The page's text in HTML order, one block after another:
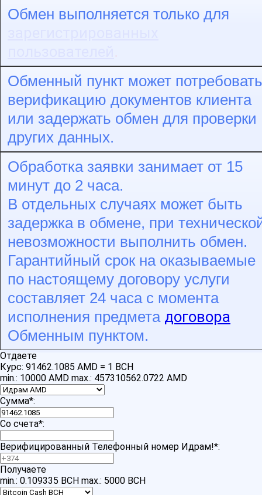
Обмен выполняется только для
Обменный пункт может потребовать
верификацию документов клиента
или задержать обмен для проверки
других данных.
Обработка заявки занимает от 15
минут до 2 часа.
В отдельных случаях может быть
задержка в обмене, при
невозможности выполнить обмен.
Гарантийный срок на оказываемые
по настоящему договору услуги
составляет 24 часа с момента
исполнения предмета договора
Обменным пунктом.
Отдаете
Курс: 91462.1085 AMD = 1 BCH
min.: 10000 AMD max.: 457310562.0722 AMD
Сумма*:
Со счета*:
Верифицированный Телефонный номер Идрам!*:
Получаете
min.: 0.109335 BCH max.: 5000 BCH